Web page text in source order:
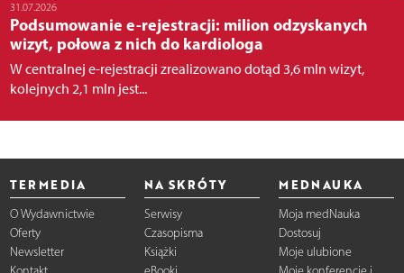
31.07.2026
Podsumowanie e-rejestracji: milion odzyskanych
wizyt, połowa z nich do kardiologa
W centralnej e-rejestracji zrealizowano dotąd 3,6 mln wizyt,
kolejnych 2,1 mln jest...
TERMEDIA
O Wydawnictwie
Oferty
Newsletter
NA SKRÓTY
Serwisy
Czasopisma
Książki
MEDNAUKA
Moja medNauka
Dostosuj
Moje ulubione